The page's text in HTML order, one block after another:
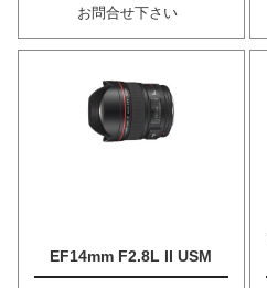
お問合せ下さい
EF14mm F2.8L II USM